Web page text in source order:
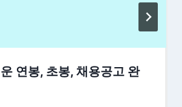
연봉, 초봉, 채용공고 완